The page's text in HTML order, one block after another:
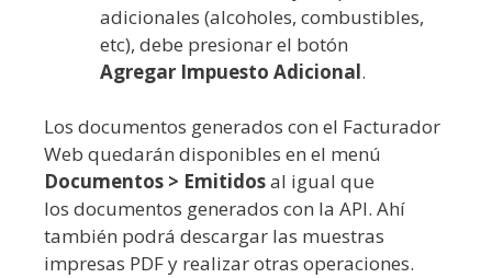
adicionales (alcoholes, combustibles,
etc), debe presionar el botón
Agregar Impuesto Adicional.
Los documentos generados con el Facturador
Web quedarán disponibles en el menú
Documentos > Emitidosal igual que
los documentos generados con la API. Ahí
también podrá descargar las muestras
impresas PDF y realizar otras operaciones.